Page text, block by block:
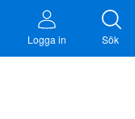
Logga in Sök